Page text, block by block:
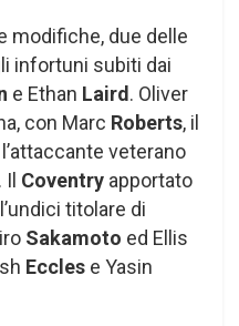
modifiche, due delle
infortuni subiti dai
e Ethan Laird . Oliver
con Marc Roberts, il
veterano
Coventry apportato
titolare di
Sakamoto ed Ellis
Eccles e Yasin